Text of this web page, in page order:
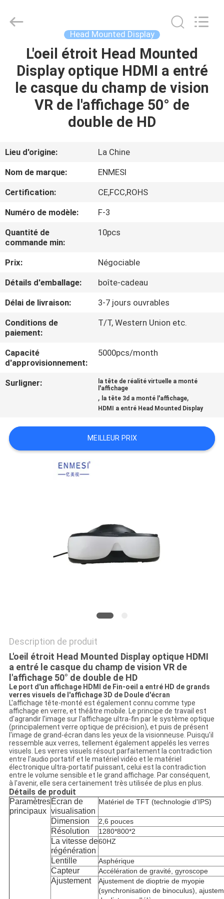
MAISON
PRODUITS
DE
NOUS
VISITE
D'USINE
CONTRÔLE
DE
QUALITÉ
NOUVELLES
CAS
DEMANDEZ
SHOPPING
POLITIQUE
Intelligence
Technology
Head Mounted Display
L'oeil étroit Head Mounted
Display optique HDMI a entré
le casque du champ de vision
VR de l'affichage 50° de
double de HD
Lieu d'origine:
La Chine
Nom de marque:
ENMESI
Certification:
CE,FCC,ROHS
Numéro de modèle:
F-3
Quantité de
commande min:
10pcs
Prix:
Négociable
Détails d'emballage:
boîte-cadeau
Délai de livraison:
3-7 jours ouvrables
Conditions de
paiement:
T/T, Western Union etc.
Capacité
d'approvisionnement:
5000pcs/month
Surligner:
la tête de réalité virtuelle a monté
l'affichage
, la tête 3d a monté l'affichage,
HDMI a entré Head Mounted Display
MEILLEUR PRIX
Description de produit
L'oeil étroit Head Mounted Display optique HDMI
a entré le casque du champ de vision VR de
l'affichage 50° de double de HD
Le port d'un affichage HDMI de Fin-oeil a entré HD de grands
verres visuels de l'affichage 3D de Doule d'écran
L'affichage tête-monté est également connu comme type
affichage en verre, et théâtre mobile. Le principe de travail est
d'agrandir l'image sur l'affichage ultra-fin par le système optique
(principalement verre optique de précision), et puis de présent
l'image de grand-écran dans les yeux de la visionneuse. Puisqu'il
ressemble aux verres, tellement également appelés les verres
visuels. Les verres visuels résout parfaitement la contradiction
entre l'audio portatif et le matériel vidéo et le matériel
électronique ultra-portatif puissant, celui est la contradiction
entre le volume sensible et le grand affichage. Par conséquent,
à l'avenir, elle sera certainement très utilisée de plus en plus.
Détails de produit
Paramètres
principaux
Écran de
visualisation
Matériel de TFT (technologie d'IPS)
Dimension 2,6 pouces
Résolution 1280*800*2
La vitesse de
régénération
60HZ
Lentille Asphérique
Capteur Accélération de gravité, gyroscope
Ajustement
Ajustement de dioptrie de myopie
(synchronisation de binoculus),